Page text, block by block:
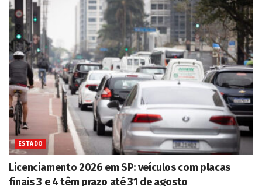
ESTADO
Licenciamento 2026 em SP: veículos com placas
finais 3 e 4 têm prazo até 31 de agosto